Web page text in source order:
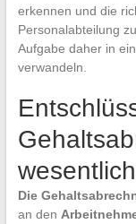
erkennen und die
Personalabteilung
Aufgabe daher in
verwandeln.
Die
an den